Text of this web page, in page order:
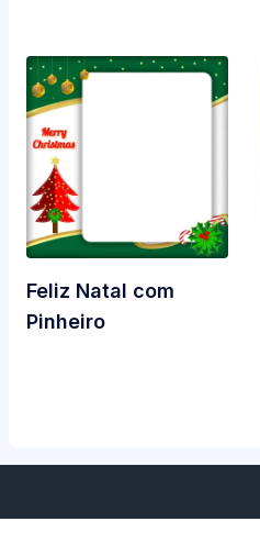
Feliz Natal com
Pinheiro